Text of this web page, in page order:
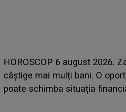
6 august 2026.
mai mulți bani. O
schimba situația